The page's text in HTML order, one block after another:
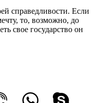
справедливости. Если
то, возможно, до
свое государство он